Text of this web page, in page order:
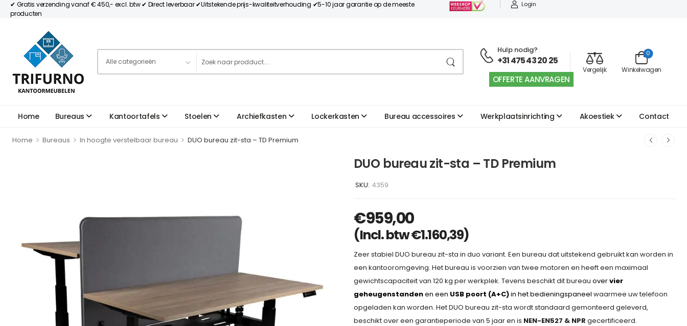
✔ Gratis verzending vanaf € 450,- excl. btw ✔ Direct leverbaar ✔Uitstekende prijs-kwaliteitverhouding ✔5-10 jaar garantie op de meeste
producten
Login
Hulp nodig? :
+31 475 43 20 25
OFFERTE AANVRAGEN
Vergelijk Winkelwagen
0
Home Bureaus Kantoortafels Stoelen Archiefkasten Lockerkasten Bureau accessoires Werkplaatsinrichting Akoestiek Contact
Home > Bureaus > In hoogte verstelbaar bureau > DUO bureau zit-sta – TD Premium
DUO bureau zit-sta – TD Premium
SKU: 4359
€959,00
(Incl. btw€1.160,39)
Zeer stabiel DUO bureau zit-sta in duo variant. Een bureau dat uitstekend gebruikt kan worden in
een kantooromgeving. Het bureau is voorzien van twee motoren en heeft een maximaal
gewichtscapaciteit van 120 kg per werkplek. Tevens beschikt dit bureau overvier
geheugenstandenen een USB poort (A+C)in het bedieningspaneel waarmee uw telefoon
opgeladen kan worden. Het DUO bureau zit-sta wordt standaard gemonteerd geleverd,
beschikt over een garantieperiode van 5 jaar en is NEN-EN527 & NPR gecertificeerd.